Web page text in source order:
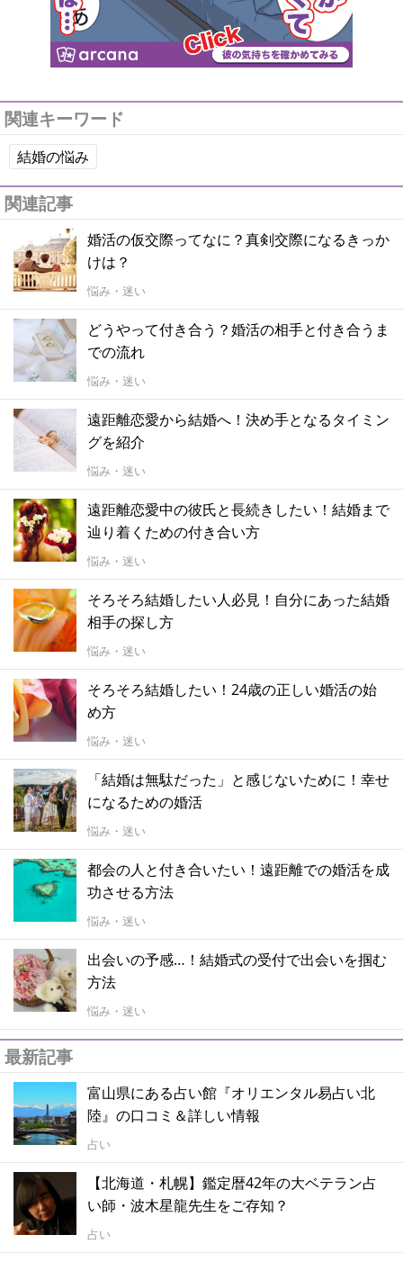
関連キーワード
結婚の悩み
関連記事
婚活の仮交際ってなに？真剣交際になるきっか
けは？
悩み・迷い
どうやって付き合う？婚活の相手と付き合うま
での流れ
悩み・迷い
遠距離恋愛から結婚へ！決め手となるタイミン
グを紹介
悩み・迷い
遠距離恋愛中の彼氏と長続きしたい！結婚まで
辿り着くための付き合い方
悩み・迷い
そろそろ結婚したい人必見！自分にあった結婚
相手の探し方
悩み・迷い
そろそろ結婚したい！24歳の正しい婚活の始
め方
悩み・迷い
「結婚は無駄だった」と感じないために！幸せ
になるための婚活
悩み・迷い
都会の人と付き合いたい！遠距離での婚活を成
功させる方法
悩み・迷い
出会いの予感…！結婚式の受付で出会いを掴む
方法
悩み・迷い
最新記事
富山県にある占い館『オリエンタル易占い北
陸』の口コミ＆詳しい情報
占い
【北海道・札幌】鑑定暦42年の大ベテラン占
い師・波木星龍先生をご存知？
占い